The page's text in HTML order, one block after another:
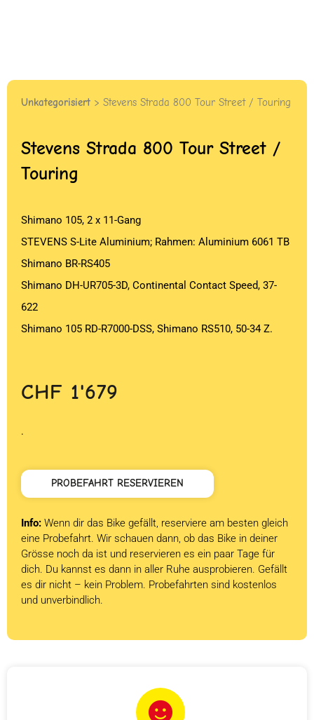
Unkategorisiert > Stevens Strada 800 Tour Street / Touring
Stevens Strada 800 Tour Street /
Touring
Shimano 105, 2 x 11-Gang
STEVENS S-Lite Aluminium; Rahmen: Aluminium 6061 TB
Shimano BR-RS405
Shimano DH-UR705-3D, Continental Contact Speed, 37-
622
Shimano 105 RD-R7000-DSS, Shimano RS510, 50-34 Z.
CHF 1'679
.
PROBEFAHRT RESERVIEREN
Info: Wenn dir das Bike gefällt, reserviere am besten gleich
eine Probefahrt. Wir schauen dann, ob das Bike in deiner
Grösse noch da ist und reservieren es ein paar Tage für
dich. Du kannst es dann in aller Ruhe ausprobieren. Gefällt
es dir nicht – kein Problem. Probefahrten sind kostenlos
und unverbindlich.